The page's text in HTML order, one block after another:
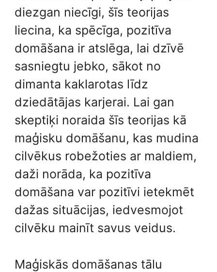
diezgan niecīgi, šīs teorijas
liecina, ka spēcīga, pozitīva
domāšana ir atslēga, lai dzīvē
sasniegtu jebko, sākot no
dimanta kaklarotas līdz
dziedātājas karjerai. Lai gan
skeptiķi noraida šīs teorijas kā
maģisku domāšanu, kas mudina
cilvēkus robežoties ar maldiem,
daži norāda, ka pozitīva
domāšana var pozitīvi ietekmēt
dažas situācijas, iedvesmojot
cilvēku mainīt savus veidus.
Maģiskās domāšanas tālu